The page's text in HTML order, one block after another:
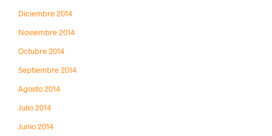
Diciembre 2014
Noviembre 2014
Octubre 2014
Septiembre 2014
Agosto 2014
Julio 2014
Junio 2014